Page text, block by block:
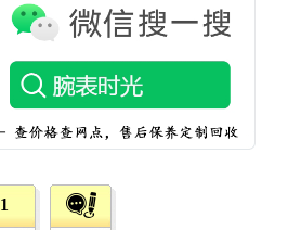
辽宁省辽阳市白塔区新运大街宝玑售后服务中心（需提前预约）
1